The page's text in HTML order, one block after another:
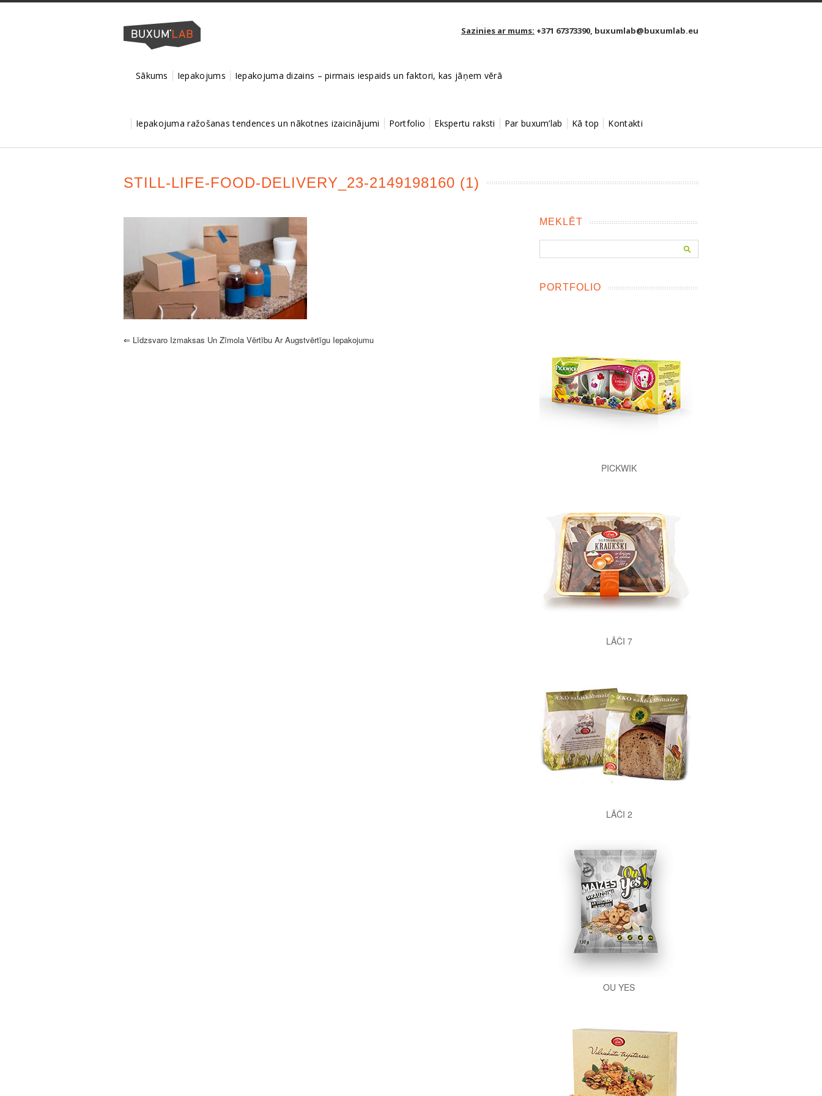
Sazinies ar mums: +371 67373390, buxumlab@buxumlab.eu
Sākums Iepakojums Iepakojuma dizains – pirmais iespaids un faktori, kas jāņem vērā
Iepakojuma ražošanas tendences un nākotnes izaicinājumi Portfolio Ekspertu raksti Par buxum’lab Kā top Kontakti
STILL-LIFE-FOOD-DELIVERY_23-2149198160 (1)
⇐ Līdzsvaro Izmaksas Un Zīmola Vērtību Ar Augstvērtīgu Iepakojumu
MEKLĒT
PORTFOLIO
PICKWIK
LĀČI 7
LĀČI 2
OU YES